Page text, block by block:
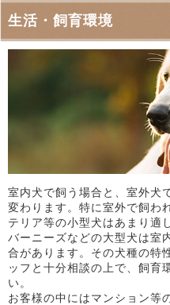
生活・飼育環境
室内犬で飼う場合と、室外犬
変わります。特に室外で飼わ
テリア等の小型犬はあまり適
バーニーズなどの大型犬は室
合があります。その犬種の特
ッフと十分相談の上で、飼育
い。
お客様の中にはマンション等